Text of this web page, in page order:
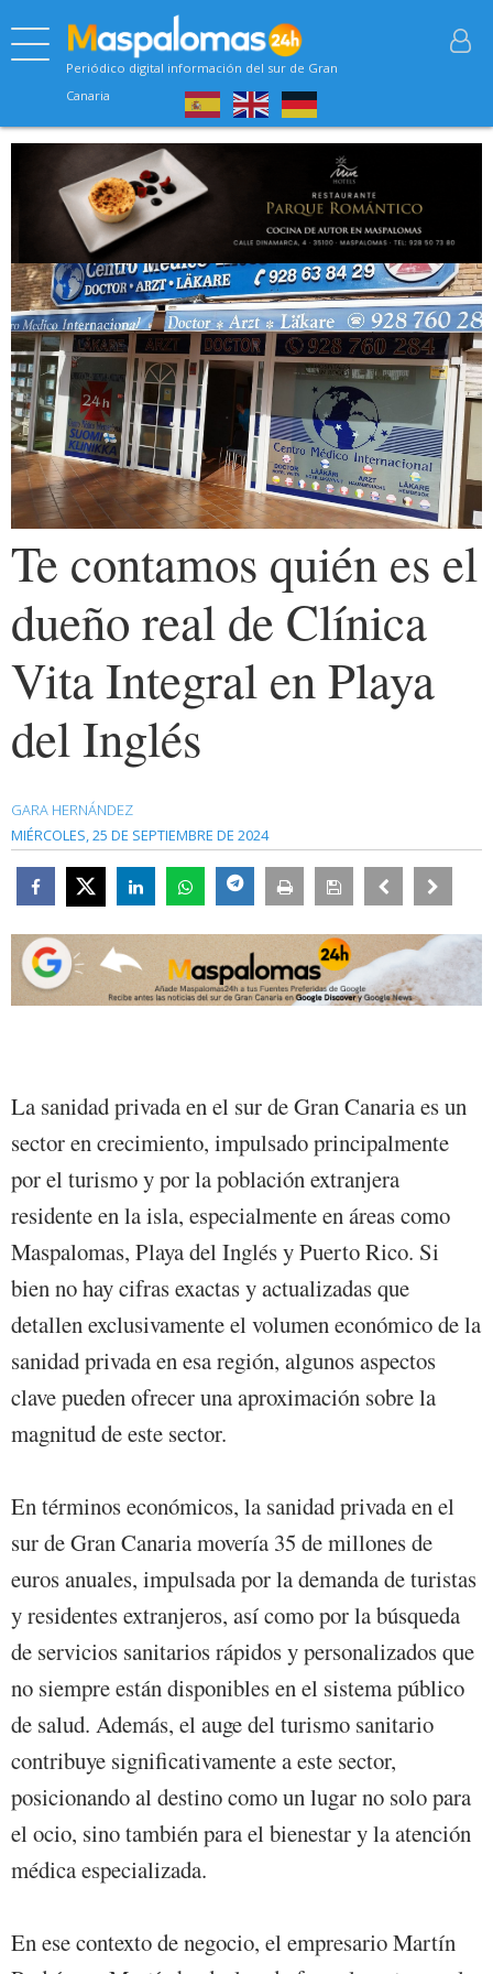
Periódico digital información del sur de Gran
Canaria
Te contamos quién es el
dueño real de Clínica
Vita Integral en Playa
del Inglés
GARA HERNÁNDEZ
MIÉRCOLES, 25 DE SEPTIEMBRE DE 2024
La sanidad privada en el sur de Gran Canaria es un
sector en crecimiento, impulsado principalmente
por el turismo y por la población extranjera
residente en la isla, especialmente en áreas como
Maspalomas, Playa del Inglés y Puerto Rico. Si
bien no hay cifras exactas y actualizadas que
detallen exclusivamente el volumen económico de la
sanidad privada en esa región, algunos aspectos
clave pueden ofrecer una aproximación sobre la
magnitud de este sector.
En términos económicos, la sanidad privada en el
sur de Gran Canaria movería 35 de millones de
euros anuales, impulsada por la demanda de turistas
y residentes extranjeros, así como por la búsqueda
de servicios sanitarios rápidos y personalizados que
no siempre están disponibles en el sistema público
de salud. Además, el auge del turismo sanitario
contribuye significativamente a este sector,
posicionando al destino como un lugar no solo para
el ocio, sino también para el bienestar y la atención
médica especializada.
En ese contexto de negocio, el empresario Martín